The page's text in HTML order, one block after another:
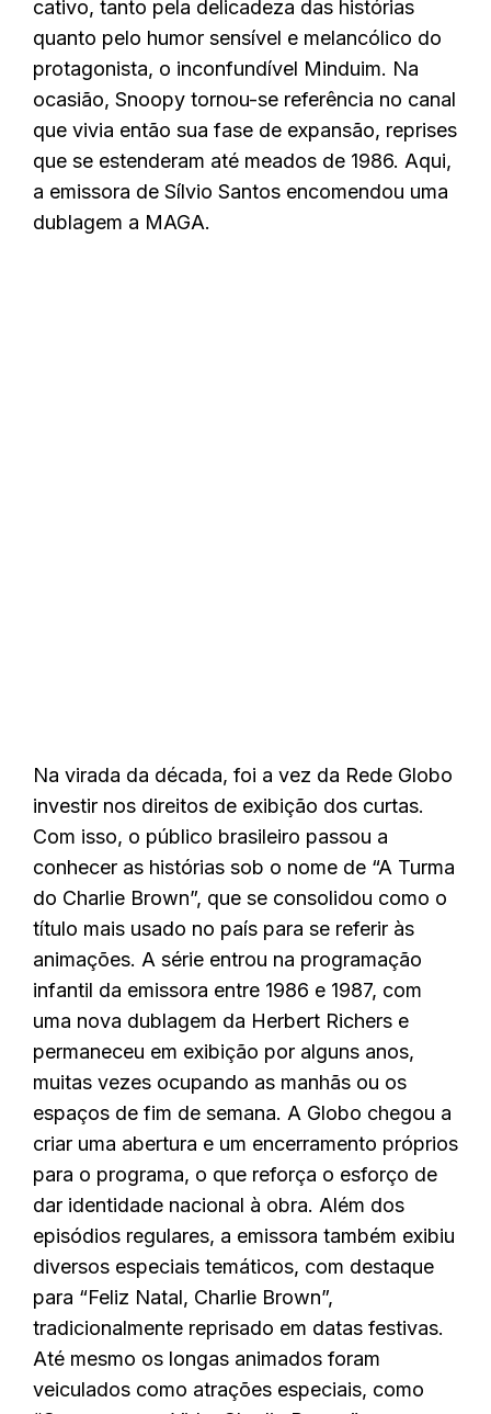
cativo, tanto pela delicadeza das histórias
quanto pelo humor sensível e melancólico do
protagonista, o inconfundível Minduim. Na
ocasião, Snoopy tornou-se referência no canal
que vivia então sua fase de expansão, reprises
que se estenderam até meados de 1986. Aqui,
a emissora de Sílvio Santos encomendou uma
dublagem a MAGA.
Na virada da década, foi a vez da Rede Globo
investir nos direitos de exibição dos curtas.
Com isso, o público brasileiro passou a
conhecer as histórias sob o nome de “A Turma
do Charlie Brown”, que se consolidou como o
título mais usado no país para se referir às
animações. A série entrou na programação
infantil da emissora entre 1986 e 1987, com
uma nova dublagem da Herbert Richers e
permaneceu em exibição por alguns anos,
muitas vezes ocupando as manhãs ou os
espaços de fim de semana. A Globo chegou a
criar uma abertura e um encerramento próprios
para o programa, o que reforça o esforço de
dar identidade nacional à obra. Além dos
episódios regulares, a emissora também exibiu
diversos especiais temáticos, com destaque
para “Feliz Natal, Charlie Brown”,
tradicionalmente reprisado em datas festivas.
Até mesmo os longas animados foram
veiculados como atrações especiais, como